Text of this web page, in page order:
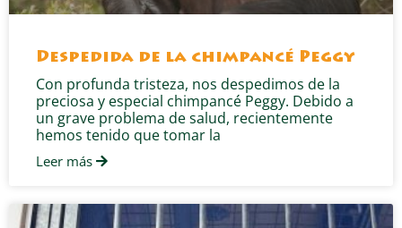
Despedida de la chimpancé Peggy
Con profunda tristeza, nos despedimos de la
preciosa y especial chimpancé Peggy. Debido a
un grave problema de salud, recientemente
hemos tenido que tomar la
Leer más